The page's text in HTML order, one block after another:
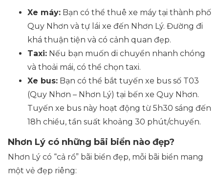
Xe máy: Bạn có thể thuê xe máy tại thành phố
Quy Nhơn và tự lái xe đến Nhơn Lý. Đường đi
khá thuận tiện và có cảnh quan đẹp.
Taxi: Nếu bạn muốn di chuyển nhanh chóng
và thoải mái, có thể chọn taxi.
Xe bus: Bạn có thể bắt tuyến xe bus số T03
(Quy Nhơn – Nhơn Lý) tại bến xe Quy Nhơn.
Tuyến xe bus này hoạt động từ 5h30 sáng đến
18h chiều, tần suất khoảng 30 phút/chuyến.
Nhơn Lý có những bãi biển nào đẹp?
Nhơn Lý có “cả rổ” bãi biển đẹp, mỗi bãi biển mang
một vẻ đẹp riêng: